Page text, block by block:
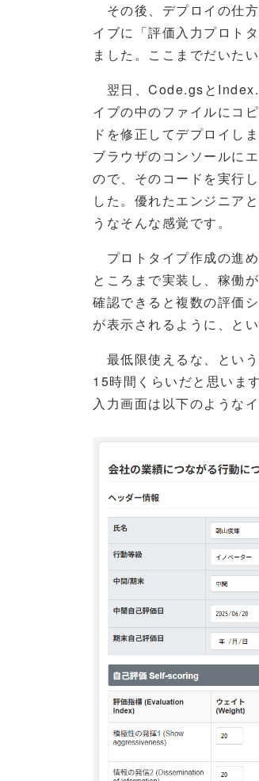
その後、デプロイの仕
イブに「評価入力プロト
ました。ここまでだいた
翌日、Code.gsと
イブの中のファイルにコ
ドを修正してデプロイし
ブラウザのコンソールに
ので、そのコードを実行
した。優れたエンジニア
うなそんな感覚です。
プロトタイプ作成の進
ところまで実装し、稼働
確認できると複数の評価
が表示されるように、と
最低限使えるな、とい
15時間くらいだと思いま
入力画面は以下のような